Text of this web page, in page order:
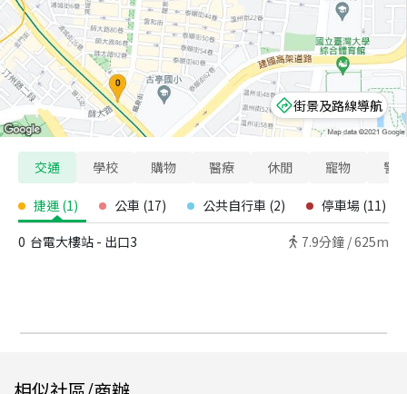
街景及路線導航
交通 學校 購物 醫療 休閒 寵物 警
捷運 (1) 公車 (17) 公共自行車 (2) 停車場 (11)
0 台電大樓站 - 出口3 7.9分鐘 /625m